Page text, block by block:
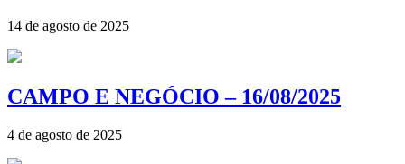
14 de agosto de 2025
CAMPO E NEGÓCIO – 16/08/2025
4 de agosto de 2025